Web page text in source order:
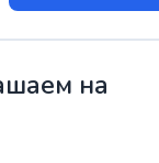
на